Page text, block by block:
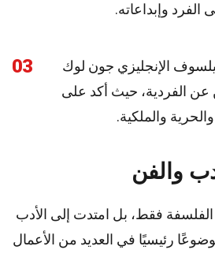
الفرد وإبداعاته.
03
الإنجليزي جون لوك
عن الفردية، حيث أكد على
والملكية.
والفن
فقط، بل امتدت إلى الأدب
رئيسيًا في العديد من الأعمال